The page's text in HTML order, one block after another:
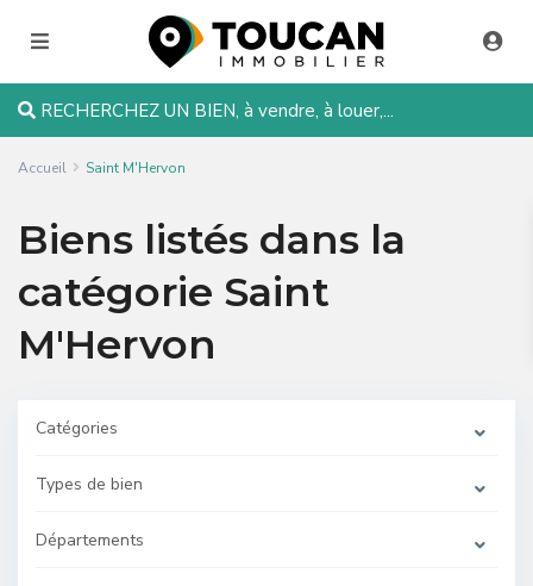
RECHERCHEZ UN BIEN, à vendre, à louer,...
Accueil Saint M'Hervon
Biens listés dans la
catégorie Saint
M'Hervon
Catégories
Types de bien
Départements